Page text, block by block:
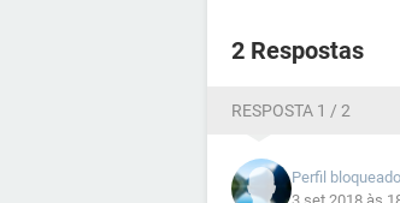
2 Respostas
RESPOSTA 1 / 2
Perfil bloqueado